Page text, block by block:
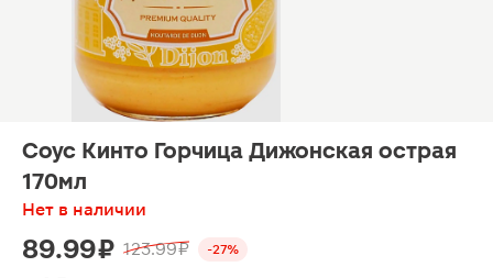
Соус Кинто Горчица Дижонская острая
170мл
Нет в наличии
89.99 ₽ 123.99 ₽ -27%